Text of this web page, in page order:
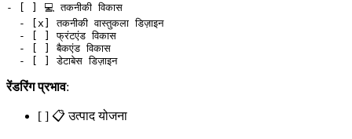
-
[ ] 💻 तकनीकी विकास
  -
[ x ] तकनीकी वास्तुकला डिज़ाइन
  -
[ ] फ्रंटएंड विकास
  -
[ ] बैकएंड विकास
  -
[ ] डेटाबेस डिज़ाइन
रेंडरिंग प्रभाव:
[ ] 📋 उत्पाद योजना